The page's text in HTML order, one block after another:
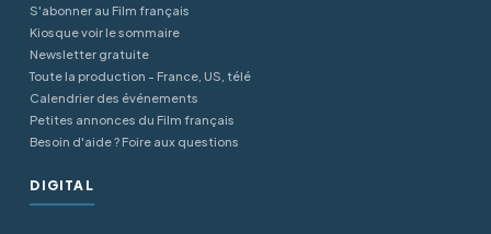
S'abonner au Film français
Kiosque voir le sommaire
Newsletter gratuite
Toute la production - France, US, télé
Calendrier des événements
Petites annonces du Film français
Besoin d'aide ? Foire aux questions
DIGITAL